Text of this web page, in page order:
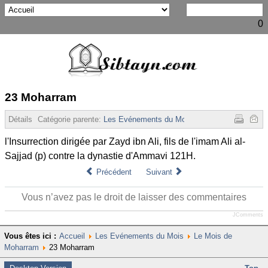
0
23 Moharram
Détails Catégorie parente: Les Evénements du Mois Affichages :6988
l'Insurrection dirigée par Zayd ibn Ali, fils de l'imam Ali al-
Sajjad (p) contre la dynastie d'Ammavi 121H.
Précédent Suivant
Vous n’avez pas le droit de laisser des commentaires
JComments
Vous êtes ici : Accueil Les Evénements du Mois
Le Mois de
Moharram
23 Moharram